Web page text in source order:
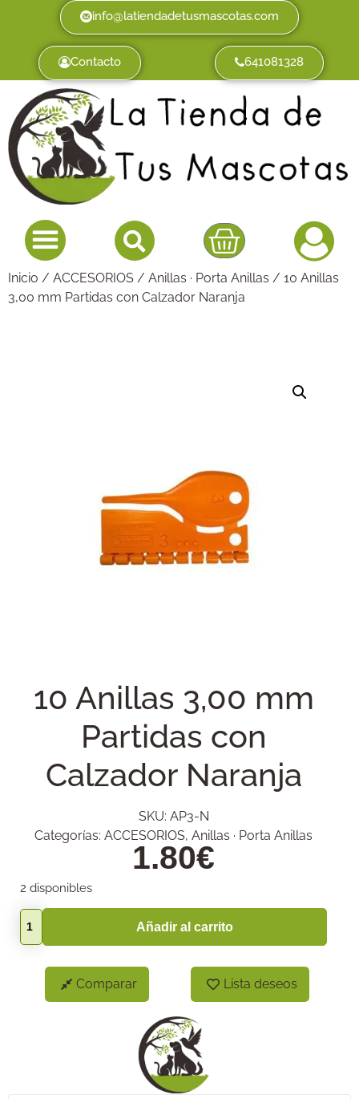
info@latiendadetusmascotas.com
Contacto 641081328
Inicio / ACCESORIOS / Anillas · Porta Anillas / 10 Anillas
3,00 mm Partidas con Calzador Naranja
10 Anillas 3,00 mm
Partidas con
Calzador Naranja
SKU: AP3-N
Categorías: ACCESORIOS, Anillas · Porta Anillas
1.80€
2 disponibles
Añadir al carrito
Comparar Lista deseos